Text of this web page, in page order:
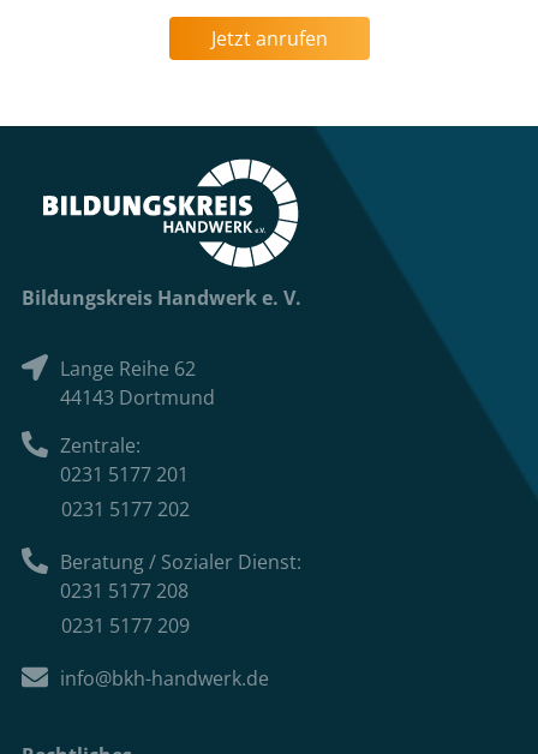
Jetzt anrufen
Bildungskreis Handwerk e. V.
Lange Reihe 62
44143 Dortmund
Zentrale:
0231 5177 201
0231 5177 202
Beratung / Sozialer Dienst:
0231 5177 208
0231 5177 209
info@bkh-handwerk.de